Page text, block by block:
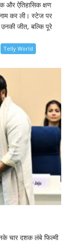
और ऐतिहासिक क्षण
कर ली। स्टेज पर
उनकी जीत, बल्कि पूरे
Telly World
चार दशक लंबे फिल्मी